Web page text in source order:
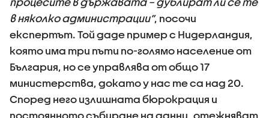
в няколко администрации”, посочи
експертът. Той даде пример с Нидерландия,
която има три пъти по-голямо население от
България, но се управлява от общо 17
министерства, докато у нас те са над 20.
Според него излишната бюрокрация и
постоянното събиране на данни „отежняват